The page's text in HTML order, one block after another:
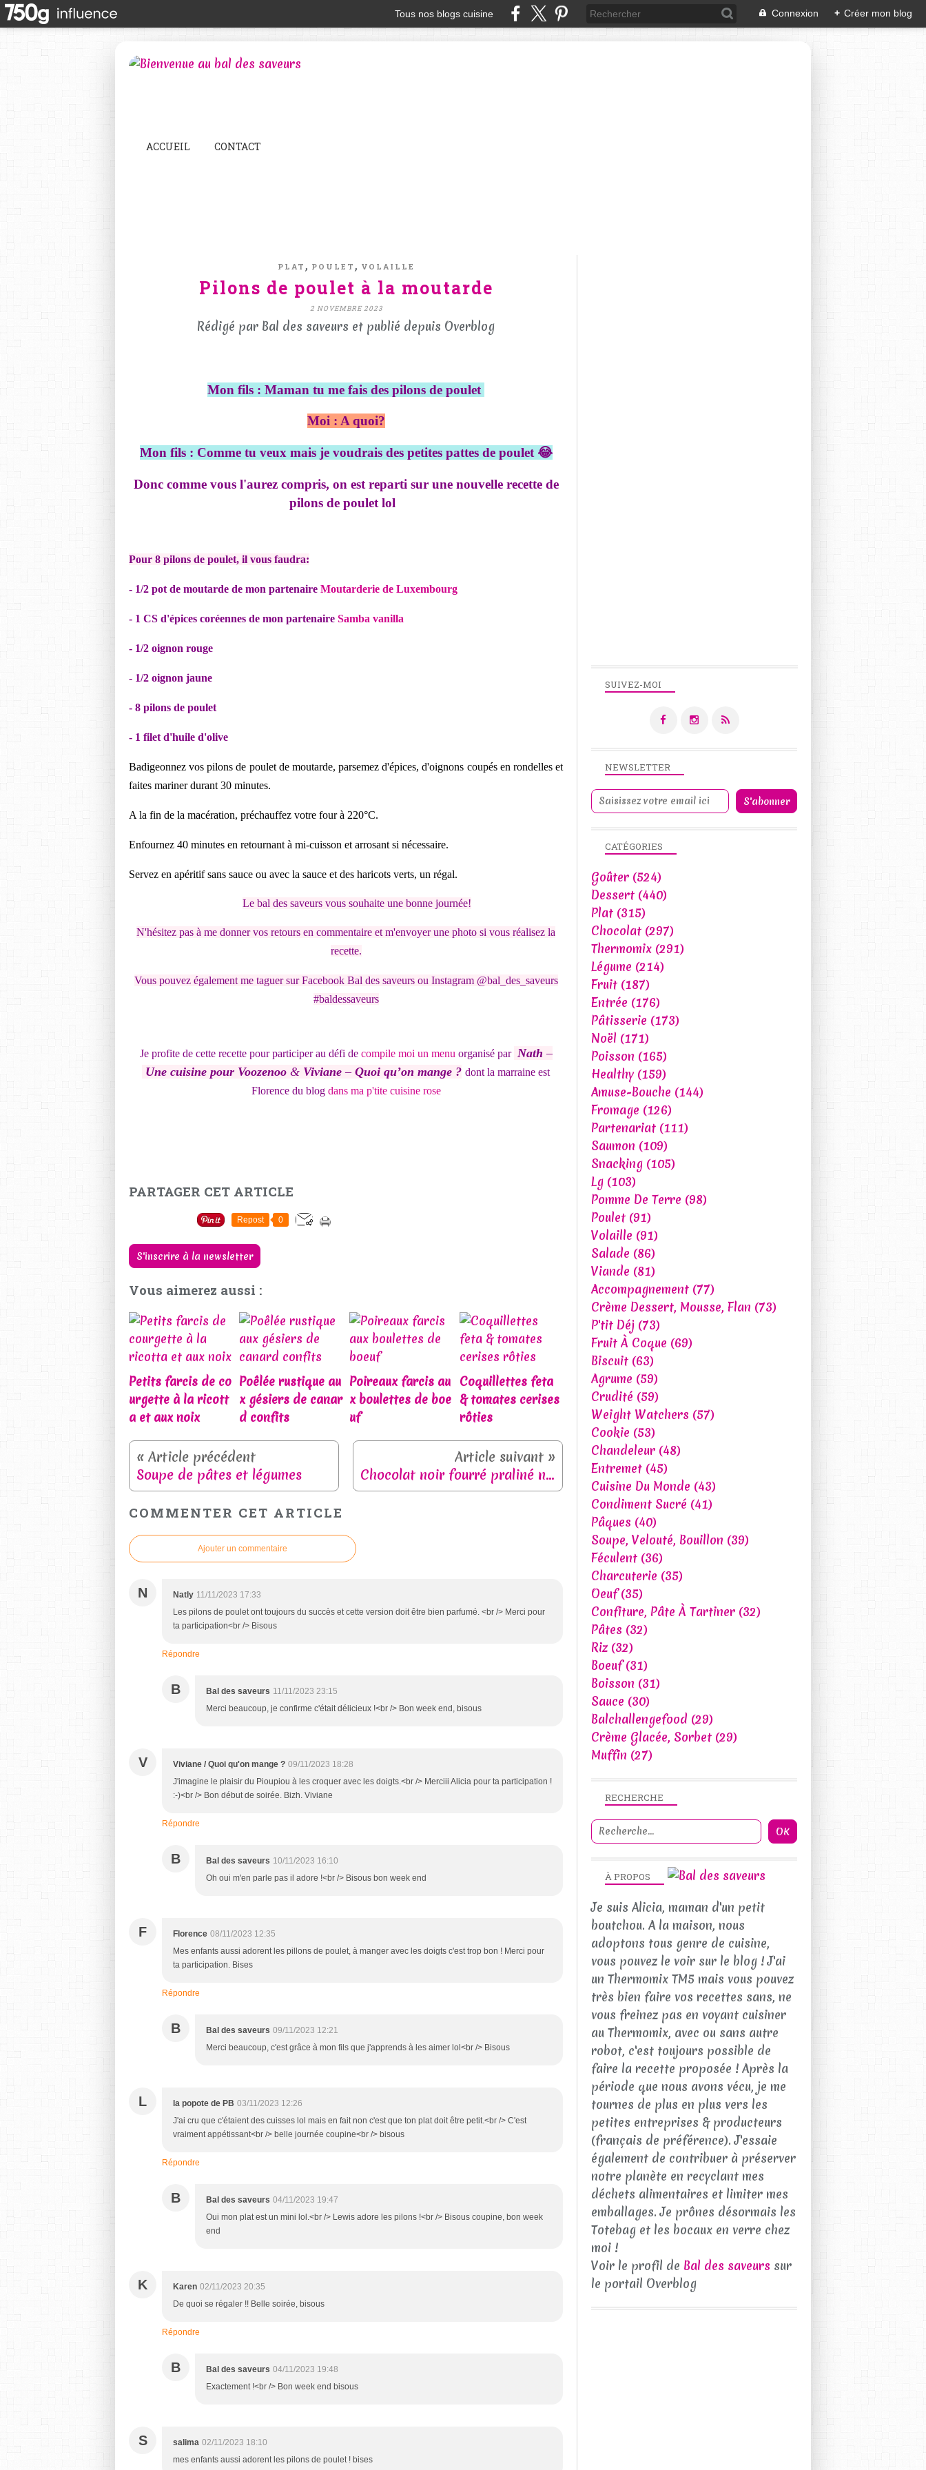
Tous nos blogs cuisine Connexion + Créer mon blog
ACCUEIL CONTACT
PLAT , POULET , VOLAILLE
Pilons de poulet à la moutarde
2 NOVEMBRE 2023
Rédigé par Bal des saveurs et publié depuis Overblog
Mon fils : Maman tu me fais des pilons de poulet
Moi : A quoi?
Mon fils : Comme tu veux mais je voudrais des petites pattes de poulet 😂
Donc comme vous l'aurez compris, on est reparti sur une nouvelle recette de
pilons de poulet lol
Pour 8 pilons de poulet, il vous faudra:
- 1/2 pot de moutarde de mon partenaire Moutarderie de Luxembourg
- 1 CS d'épices coréennes de mon partenaire Samba vanilla
- 1/2 oignon rouge
- 1/2 oignon jaune
- 8 pilons de poulet
- 1 filet d'huile d'olive
Badigeonnez vos pilons de poulet de moutarde, parsemez d'épices, d'oignons coupés en rondelles et
faites mariner durant 30 minutes.
A la fin de la macération, préchauffez votre four à 220°C.
Enfournez 40 minutes en retournant à mi-cuisson et arrosant si nécessaire.
Servez en apéritif sans sauce ou avec la sauce et des haricots verts, un régal.
Le bal des saveurs vous souhaite une bonne journée!
N'hésitez pas à me donner vos retours en commentaire et m'envoyer une photo si vous réalisez la
recette.
Vous pouvez également me taguer sur Facebook Bal des saveurs ou Instagram @bal_des_saveurs
#baldessaveurs
Je profite de cette recette pour participer au défi de compile moi un menu organisé par Nath –
Une cuisine pour Voozenoo & Viviane – Quoi qu’on mange ? dont la marraine est
Florence du blog dans ma p'tite cuisine rose
PARTAGER CET ARTICLE
Repost 0
S'inscrire à la newsletter
Vous aimerez aussi :
Petits farcis de co
urgette à la ricott
a et aux noix
Poêlée rustique au
x gésiers de canar
d confits
Poireaux farcis au
x boulettes de boe
uf
Coquillettes feta
& tomates cerises
rôties
Soupe de pâtes et légumes Chocolat noir fourré praliné noisettes
COMMENTER CET ARTICLE
Ajouter un commentaire
N Natly 11/11/2023 17:33
Les pilons de poulet ont toujours du succès et cette version doit être bien parfumé. <br /> Merci pour
ta participation<br /> Bisous
Répondre
B Bal des saveurs 11/11/2023 23:15
Merci beaucoup, je confirme c'était délicieux !<br /> Bon week end, bisous
V Viviane / Quoi qu'on mange ? 09/11/2023 18:28
J'imagine le plaisir du Pioupiou à les croquer avec les doigts.<br /> Merciii Alicia pour ta participation !
:-)<br /> Bon début de soirée. Bizh. Viviane
Répondre
B Bal des saveurs 10/11/2023 16:10
Oh oui m'en parle pas il adore !<br /> Bisous bon week end
F Florence 08/11/2023 12:35
Mes enfants aussi adorent les pillons de poulet, à manger avec les doigts c'est trop bon ! Merci pour
ta participation. Bises
Répondre
B Bal des saveurs 09/11/2023 12:21
Merci beaucoup, c'est grâce à mon fils que j'apprends à les aimer lol<br /> Bisous
L la popote de PB 03/11/2023 12:26
J'ai cru que c'étaient des cuisses lol mais en fait non c'est que ton plat doit être petit.<br /> C'est
vraiment appétissant<br /> belle journée coupine<br /> bisous
Répondre
B Bal des saveurs 04/11/2023 19:47
Oui mon plat est un mini lol.<br /> Lewis adore les pilons !<br /> Bisous coupine, bon week
end
K Karen 02/11/2023 20:35
De quoi se régaler !! Belle soirée, bisous
Répondre
B Bal des saveurs 04/11/2023 19:48
Exactement !<br /> Bon week end bisous
S salima 02/11/2023 18:10
mes enfants aussi adorent les pilons de poulet ! bises
NEWSLETTER
SUIVEZ-MOI
RECHERCHE
À PROPOS
Je suis Alicia, maman d'un petit
boutchou. A la maison, nous
adoptons tous genre de cuisine,
vous pouvez le voir sur le blog ! J'ai
un Thermomix TM5 mais vous pouvez
très bien faire vos recettes sans, ne
vous freinez pas en voyant cuisiner
au Thermomix, avec ou sans autre
robot, c'est toujours possible de
faire la recette proposée ! Après la
période que nous avons vécu, je me
tournes de plus en plus vers les
petites entreprises & producteurs
(français de préférence). J'essaie
également de contribuer à préserver
notre planète en recyclant mes
déchets alimentaires et limiter mes
emballages. Je prônes désormais les
Totebag et les bocaux en verre chez
moi !
Voir le profil de Bal des saveurs sur
le portail Overblog
CATÉGORIES
Goûter (524)
Dessert (440)
Plat (315)
Chocolat (297)
Thermomix (291)
Légume (214)
Fruit (187)
Entrée (176)
Pâtisserie (173)
Noël (171)
Poisson (165)
Healthy (159)
Amuse-Bouche (144)
Fromage (126)
Partenariat (111)
Saumon (109)
Snacking (105)
Lg (103)
Pomme De Terre (98)
Poulet (91)
Volaille (91)
Salade (86)
Viande (81)
Accompagnement (77)
Crème Dessert, Mousse, Flan (73)
P'tit Déj (73)
Fruit À Coque (69)
Biscuit (63)
Agrume (59)
Crudité (59)
Weight Watchers (57)
Cookie (53)
Chandeleur (48)
Entremet (45)
Cuisine Du Monde (43)
Condiment Sucré (41)
Pâques (40)
Soupe, Velouté, Bouillon (39)
Féculent (36)
Charcuterie (35)
Oeuf(35)
Confiture, Pâte À Tartiner (32)
Pâtes (32)
Riz (32)
Boeuf(31)
Boisson (31)
Sauce (30)
Balchallengefood (29)
Crème Glacée, Sorbet (29)
Muffin (27)